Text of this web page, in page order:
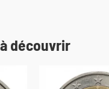
découvrir